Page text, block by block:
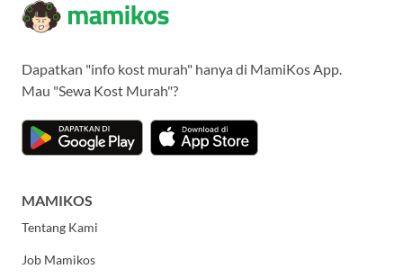
Dapatkan "info kost murah" hanya di MamiKos App.
Mau "Sewa Kost Murah"?
MAMIKOS
Tentang Kami
Job Mamikos